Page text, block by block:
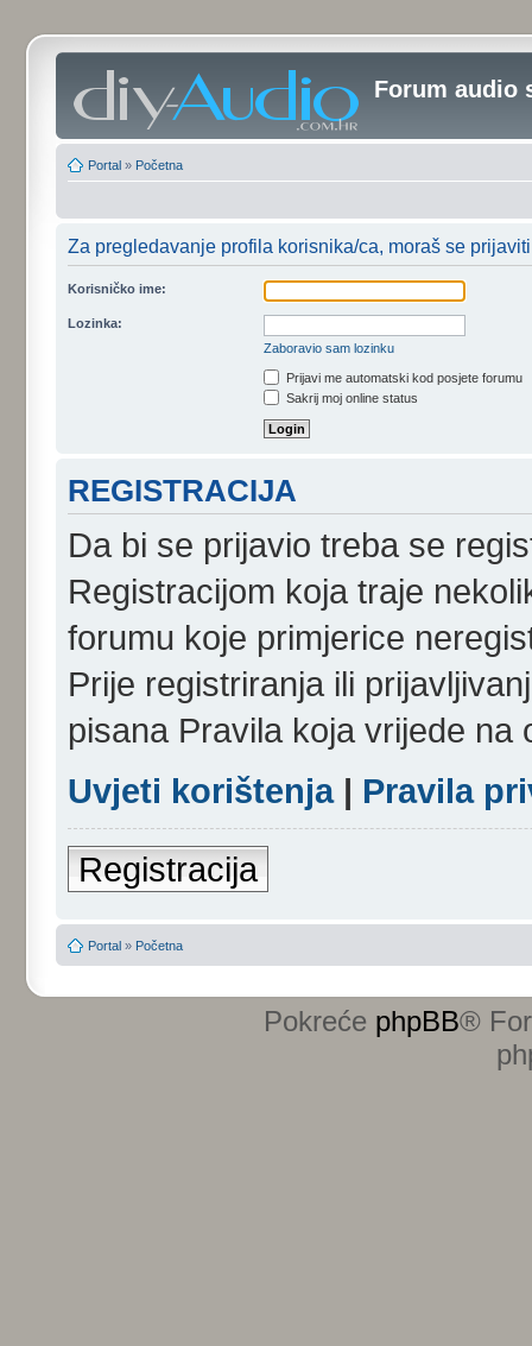
Forum audio
Portal » Početna
Za pregledavanje profila korisnika/ca, moraš se
Korisničko ime:
Lozinka:
Zaboravio sam lozinku
Prijavi me automatski kod posjete forumu
Sakrij moj online status
REGISTRACIJA
Da bi se prijavio treba se
Registracijom koja traje
forumu koje primjerice
Prije registriranja ili
pisana Pravila koja vrijede na
Uvjeti korištenja| Pravila
Registracija
Portal » Početna
Pokreće phpBB®